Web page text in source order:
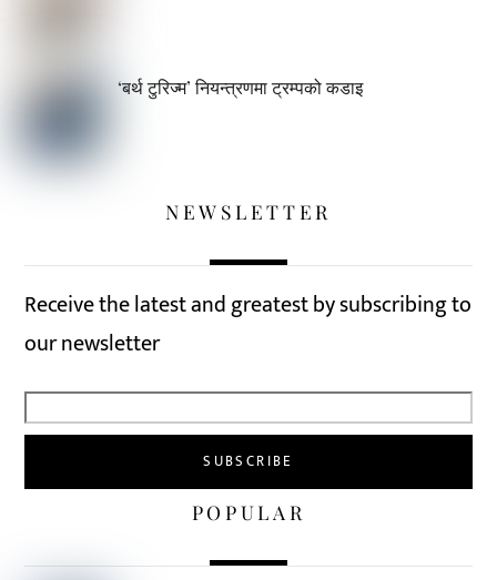
‘बर्थ टुरिज्म’ नियन्त्रणमा ट्रम्पको कडाइ
NEWSLETTER
Receive the latest and greatest by subscribing to
our newsletter
POPULAR